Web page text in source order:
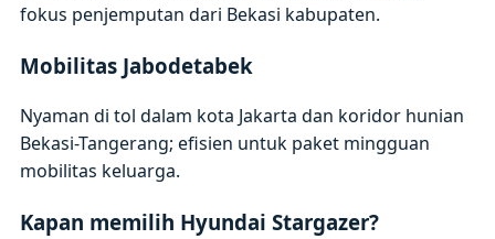
fokus penjemputan dari Bekasi kabupaten.
Mobilitas Jabodetabek
Nyaman di tol dalam kota Jakarta dan koridor hunian
Bekasi-Tangerang; efisien untuk paket mingguan
mobilitas keluarga.
Kapan memilih Hyundai Stargazer?